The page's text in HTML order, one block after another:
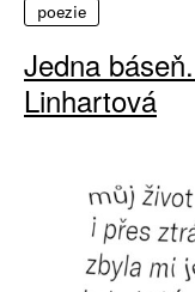
poezie
Jedna
Linhartová